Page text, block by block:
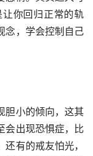
你回归正常的轨
念，学会控制自己
胆小的倾向，这其
会出现恐惧症，比
有的戒友怕光，